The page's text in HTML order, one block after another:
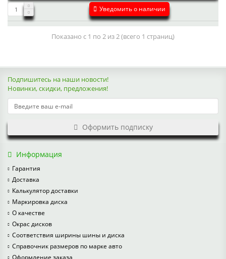
Уведомить о наличии
Показано с 1 по 2 из 2 (всего 1 страниц)
Подпишитесь на наши новости!
Новинки, скидки, предложения!
Оформить подписку
Информация
Гарантия
Доставка
Калькулятор доставки
Маркировка диска
О качестве
Окрас дисков
Соответствия ширины шины и диска
Справочник размеров по марке авто
Оформление заказа